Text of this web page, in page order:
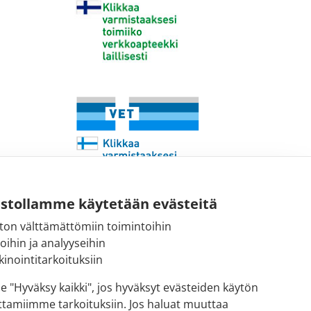
käytetään evästeitä
välttämättömiin toimintoihin
ja analyyseihin
"Hyväksy kaikki", jos hyväksyt evästeiden käytön
tarkoituksiin. Jos haluat muuttaa
Sähköpostiosoite:
kirjaamo@fimea.fi
Fimean vaihde:
029 522 3341